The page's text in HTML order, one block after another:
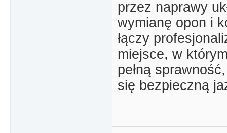
przez naprawy
wymianę opon i
łączy
miejsce, w
pełną
się bezpieczną